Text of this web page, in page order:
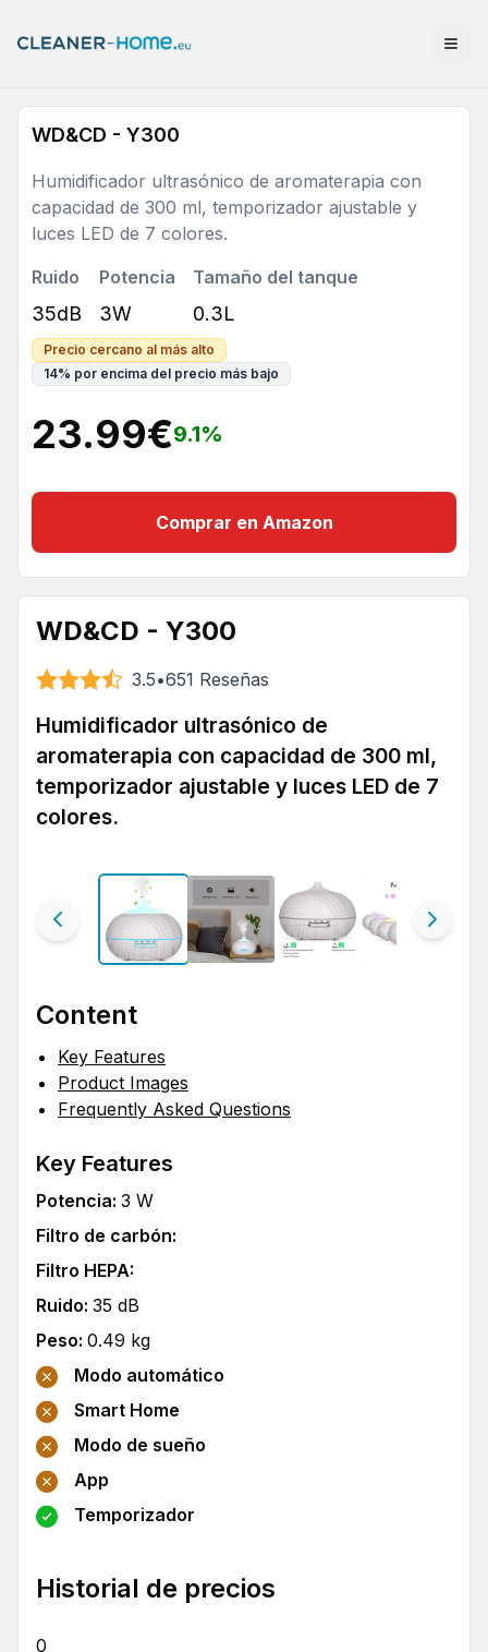
WD&CD - Y300
Humidificador ultrasónico de aromaterapia con
capacidad de 300 ml, temporizador ajustable y
luces LED de 7 colores.
Ruido
35dB
Potencia
3W
Tamaño del tanque
0.3L
Precio cercano al más alto
14% por encima del precio más bajo
23.99€9.1%
Comprar en Amazon
WD&CD - Y300
3.5•651 Reseñas
Humidificador ultrasónico de
aromaterapia con capacidad de 300 ml,
temporizador ajustable y luces LED de 7
colores.
Content
Key Features
Product Images
Frequently Asked Questions
Key Features
Potencia: 3 W
Filtro de carbón:
Filtro HEPA:
Ruido: 35 dB
Peso: 0.49 kg
Modo automático
Smart Home
Modo de sueño
App
Temporizador
Historial de precios
0